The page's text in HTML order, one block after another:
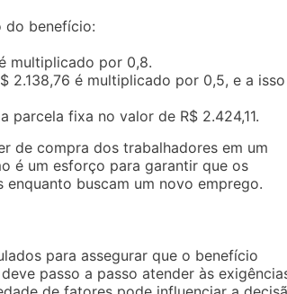
do benefício:
multiplicado por 0,8.
2.138,76 é multiplicado por 0,5, e a
parcela fixa no valor de R$ 2.424,11.
de compra dos trabalhadores em um
é um esforço para garantir que os
buscam um novo emprego.
para assegurar que o benefício
passo a passo atender às